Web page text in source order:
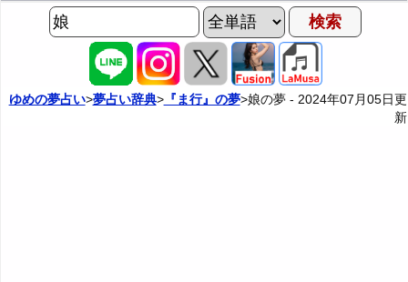
2. 元気な娘の夢 - 長所や欠点の強調
3. 太った娘の夢 - 魅力や不摂生
4. 痩せた娘の夢 - 運気低迷
17. 娘の状況が印象的な夢
18. 娘が浮気される夢 - 不信感や不安
19. 娘が落ちる夢 - 挫折感や無力感
2P: 娘の行動の夢
3P: 感情や娘との関係の夢
AIゆめの夢占いチャット
夢占い掲示板
ゆめの夢占い>夢占い辞典>『ま行』の夢>娘の夢 - 2024年07月05日更
新